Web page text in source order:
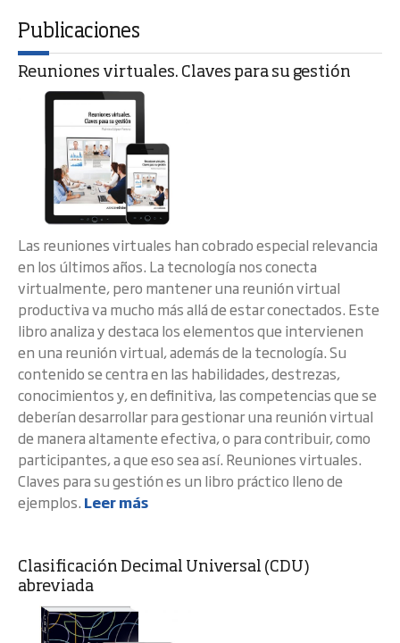
Publicaciones
Reuniones virtuales. Claves para su gestión
Las reuniones virtuales han cobrado especial relevancia
en los últimos años. La tecnología nos conecta
virtualmente, pero mantener una reunión virtual
productiva va mucho más allá de estar conectados. Este
libro analiza y destaca los elementos que intervienen
en una reunión virtual, además de la tecnología. Su
contenido se centra en las habilidades, destrezas,
conocimientos y, en definitiva, las competencias que se
deberían desarrollar para gestionar una reunión virtual
de manera altamente efectiva, o para contribuir, como
participantes, a que eso sea así. Reuniones virtuales.
Claves para su gestión es un libro práctico lleno de
ejemplos. Leer más
Clasificación Decimal Universal (CDU)
abreviada